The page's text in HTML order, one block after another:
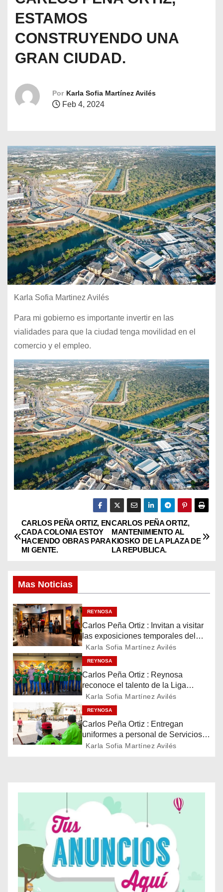
ESTAMOS
CONSTRUYENDO UNA
GRAN CIUDAD.
Por Karla Sofia Martínez Avilés
Feb 4, 2024
Karla Sofia Martinez Avilés
Para mi gobierno es importante invertir en las
vialidades para que la ciudad tenga movilidad en el
comercio y el empleo.
N
a
e
g
a
c
i
ó
n
d
r
a
d
CARLOS PEÑA ORTIZ,
MANTENIMIENTO AL
KIOSKO DE LA PLAZA DE
LA REPUBLICA.
CARLOS PEÑA ORTIZ, EN
CADA COLONIA ESTOY
HACIENDO OBRAS PARA
MI GENTE.
Mas Noticias
REYNOSA
Carlos Peña Ortiz : Invitan a visitar
las exposiciones temporales del
Museo del Ferrocarril Reynosa
Karla Sofia Martínez Avilés
REYNOSA
Carlos Peña Ortiz : Reynosa
reconoce el talento de la Liga
Treviño Kelly, subcampeona
latinoamericana
Karla Sofia Martínez Avilés
REYNOSA
Carlos Peña Ortiz : Entregan
uniformes a personal de Servicios
Públicos de Reynosa
Karla Sofia Martínez Avilés